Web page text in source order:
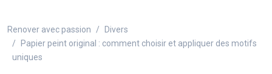
Renover avec passion
Divers
Papier peint original : comment choisir et appliquer des motifs
uniques